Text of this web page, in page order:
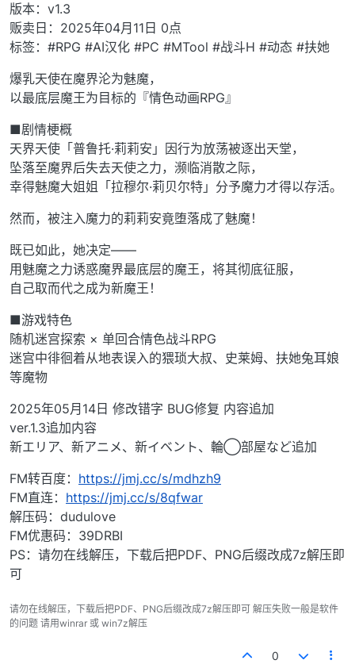
版本：v1.3
贩卖日：2025年04月11日 0点
标签：#RPG #AI汉化 #PC #MTool #战斗H #动态 #扶她
爆乳天使在魔界沦为魅魔，
以最底层魔王为目标的『情色动画RPG』
■剧情梗概
天界天使「普鲁托·莉莉安」因行为放荡被逐出天堂，
坠落至魔界后失去天使之力，濒临消散之际，
幸得魅魔大姐姐「拉穆尔·莉贝尔特」分予魔力才得以存活。
然而，被注入魔力的莉莉安竟堕落成了魅魔！
既已如此，她决定——
用魅魔之力诱惑魔界最底层的魔王，将其彻底征服，
自己取而代之成为新魔王！
■游戏特色
随机迷宫探索 × 单回合情色战斗RPG
迷宫中徘徊着从地表误入的猥琐大叔、史莱姆、扶她兔耳娘
等魔物
2025年05月14日 修改错字 BUG修复 内容追加
ver.1.3追加内容
新エリア、新アニメ、新イベント、輪◯部屋など追加
FM转百度： https://jmj.cc/s/mdhzh9
FM直连： https://jmj.cc/s/8qfwar
解压码：dudulove
FM优惠码：39DRBI
PS：请勿在线解压，下载后把PDF、PNG后缀改成7z解压即
可
请勿在线解压，下载后把PDF、PNG后缀改成7z解压即可 解压失败一般是软件
的问题 请用winrar 或 win7z解压
0